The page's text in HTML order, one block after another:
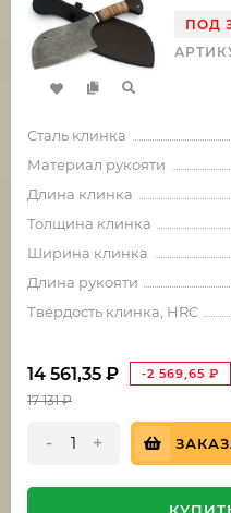
ПОД
Сталь клинка
Материал рукояти
Длина клинка
Толщина клинка
Ширина клинка
Длина рукояти
Твёрдость клинка, HRC
14 561,35 ₽ -2 569,65 ₽
17 131₽
- +